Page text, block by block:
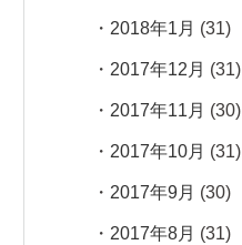
2018年1月 (31)
2017年12月 (31)
2017年11月 (30)
2017年10月 (31)
2017年9月 (30)
2017年8月 (31)